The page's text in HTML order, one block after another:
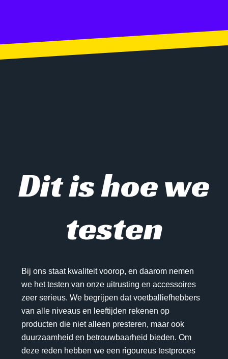
Dit is hoe we
testen
Bij ons staat kwaliteit voorop, en daarom nemen
we het testen van onze uitrusting en accessoires
zeer serieus. We begrijpen dat voetballiefhebbers
van alle niveaus en leeftijden rekenen op
producten die niet alleen presteren, maar ook
duurzaamheid en betrouwbaarheid bieden. Om
deze reden hebben we een rigoureus testproces